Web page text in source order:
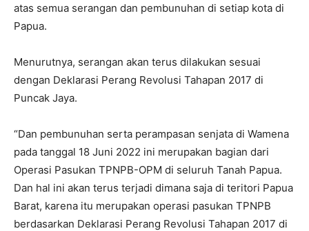
atas semua serangan dan pembunuhan di setiap kota di
Papua.
Menurutnya, serangan akan terus dilakukan sesuai
dengan Deklarasi Perang Revolusi Tahapan 2017 di
Puncak Jaya.
“Dan pembunuhan serta perampasan senjata di Wamena
pada tanggal 18 Juni 2022 ini merupakan bagian dari
Operasi Pasukan TPNPB-OPM di seluruh Tanah Papua.
Dan hal ini akan terus terjadi dimana saja di teritori Papua
Barat, karena itu merupakan operasi pasukan TPNPB
berdasarkan Deklarasi Perang Revolusi Tahapan 2017 di